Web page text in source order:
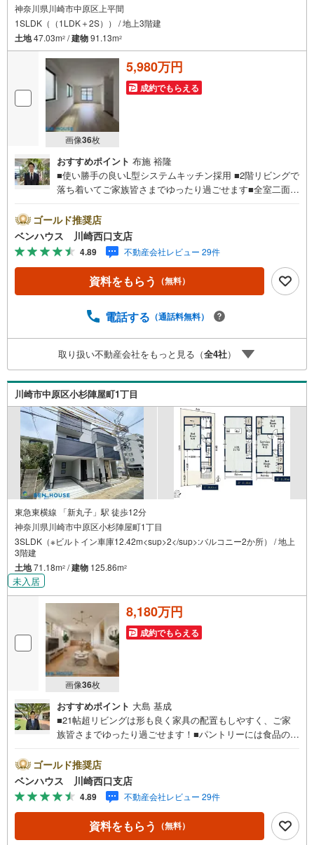
神奈川県川崎市中原区上平間
1SLDK（（1LDK＋2S）） / 地上3階建
土地47.03m2 /建物91.13m2
画像36枚
5,980万円
成約でもらえる
おすすめポイント 布施 裕隆
■使い勝手の良いL型システムキッチン採用 ■2階リビングで
落ち着いてご家族皆さまでゆったり過ごせます■全室二面の
もスッキリ片付きます！■ご見学をご希望のお客様、平日・
休日問わず ご対応させていただきます。■また、オンライ
ン案内・相談などにも対応しております。 どうぞ お気
軽にご連絡下さい。その他にも・・・●「この物件以外にも
何件か一緒に物件を見てみたい」●「私はローンいくら借り
られるのだろう？」●「買替えなので、自宅がいくらで売却
な？」●「頭金は、どれくらいないと買えないの？」●「自
入はわからないことばかり・・・。ご安心ください!!お力に
なれる事がございましたら、誠心誠意 お手伝いをさせてい
ただきます。【ベンハウス】にお任せ下さい！
ゴールド推奨店
ベンハウス 川崎西口支店
4.89 不動産会社レビュー 29件
資料をもらう （無料）
電話する （通話料無料）
取り扱い不動産会社をもっと見る（全4社）
川崎市中原区小杉陣屋町1丁目
東急東横線 「新丸子」駅 徒歩12分
神奈川県川崎市中原区小杉陣屋町1丁目
3SLDK（※ビルトイン車庫12.42m<sup>2</sup>:バルコニー2か所） / 地上
3階建
土地71.18m2 /建物 125.86m2
未入居
画像36枚
8,180万円
成約でもらえる
おすすめポイント 大島 基成
■21帖超リビングは形も良く家具の配置もしやすく、ご家
族皆さまでゆったり過ごせます！■パントリーには食品のス
屋もスッキリ片付きます！■ご見学をご希望のお客様、平
日・休日問わず ご対応させていただきます。■また、オン
ライン案内・相談などにも対応しております。 どうぞ
お気軽にご連絡下さい。その他にも・・・●「この物件以外
にも何件か一緒に物件を見てみたい」●「私はローンいくら
借りられるのだろう？」●「買替えなので、自宅がいくらで
ゴールド推奨店
ベンハウス 川崎西口支店
4.89 不動産会社レビュー 29件
資料をもらう （無料）